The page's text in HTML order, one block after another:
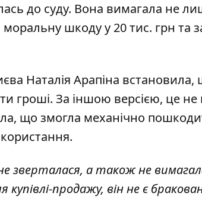
до суду. Вона вимагала не
шкоду у 20 тис. грн та
Наталія Арапіна
гроші. За іншою версією, це не
що змогла механічно
зверталася, а також не
продажу, він не є